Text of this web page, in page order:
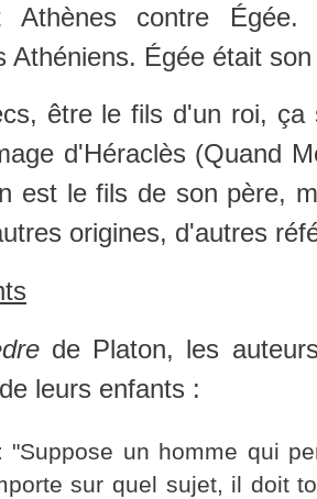
Athènes contre
Athéniens. Égée était
être le fils d'un roi,
d'Héraclès (Quand
est le fils de son père,
origines, d'autres
de Platon, les
leurs enfants :
"Suppose un homme qui
sur quel sujet, il doit